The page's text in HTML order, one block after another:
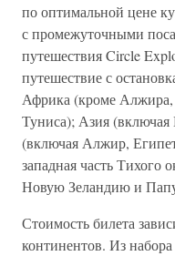
по оптимальной цене
с промежуточными
путешествия Circle
путешествие с
Африка (кроме
Туниса); Азия
(включая Алжир,
западная часть Тихого
Новую Зеландию и
Стоимость билета
континентов. Из